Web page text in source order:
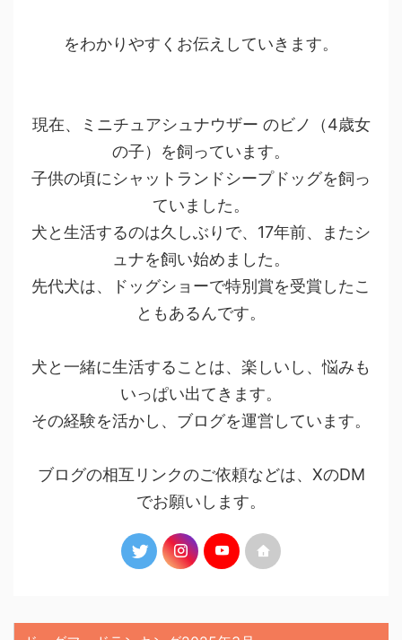
をわかりやすくお伝えしていきます。
現在、ミニチュアシュナウザー のビノ（4歳女
の子）を飼っています。
子供の頃にシャットランドシープドッグを飼っ
ていました。
犬と生活するのは久しぶりで、17年前、またシ
ュナを飼い始めました。
先代犬は、ドッグショーで特別賞を受賞したこ
ともあるんです。
犬と一緒に生活することは、楽しいし、悩みも
いっぱい出てきます。
その経験を活かし、ブログを運営しています。
ブログの相互リンクのご依頼などは、XのDM
でお願いします。